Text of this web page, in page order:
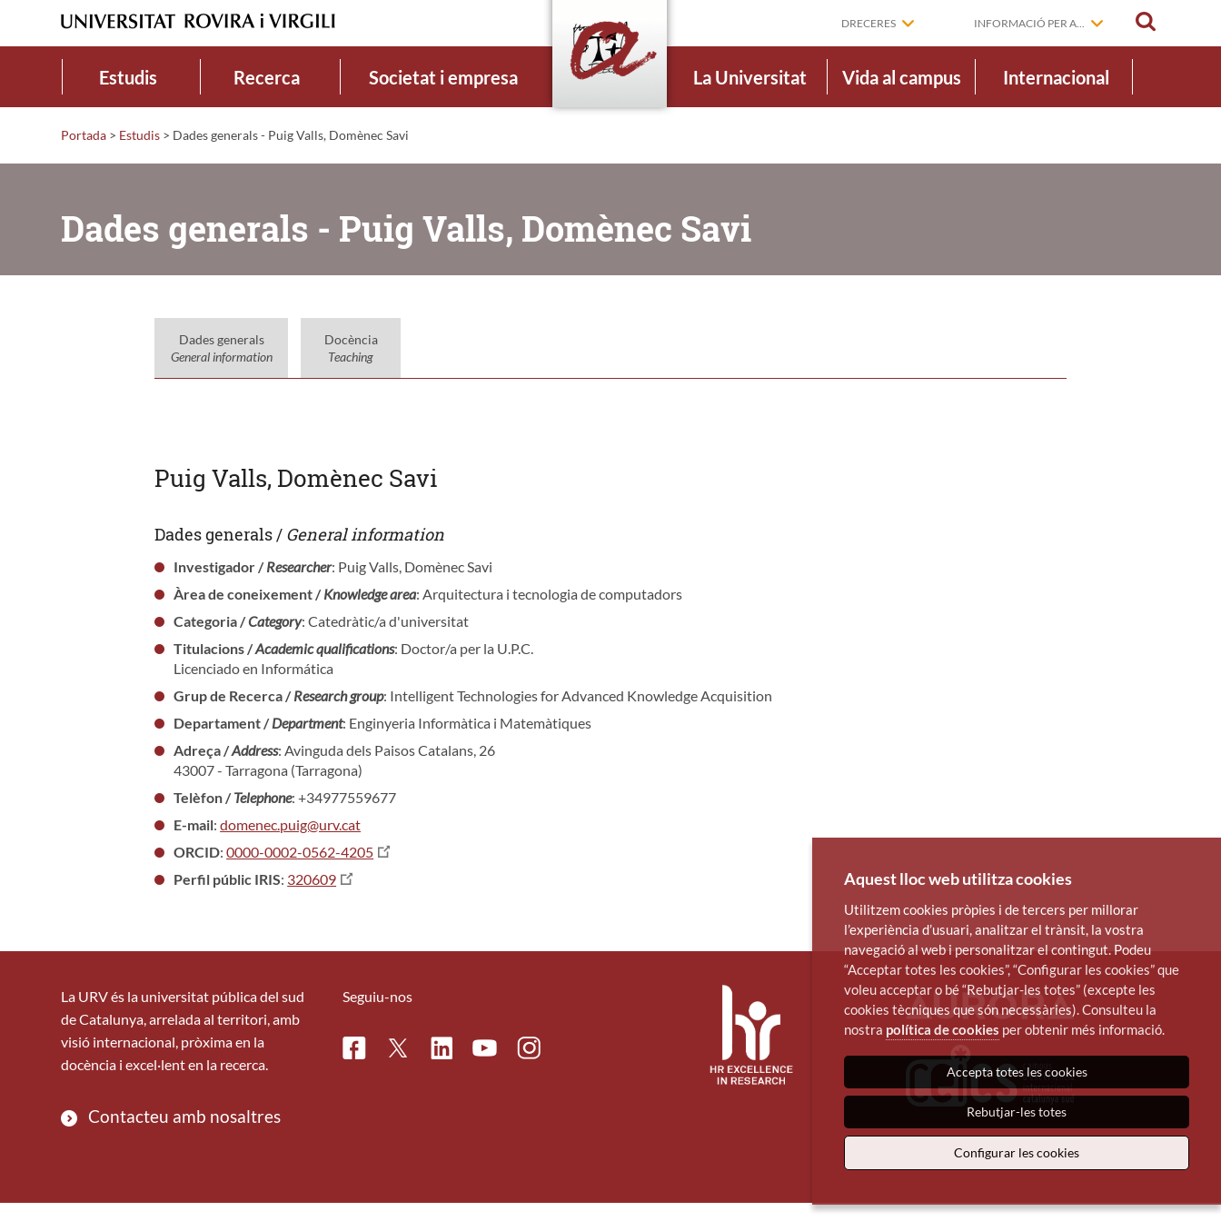
DRECERES INFORMACIÓ PER A...
Estudis Recerca Societat i empresa La Universitat Vida al campus Internacional
Portada > Estudis > Dades generals - Puig Valls, Domènec Savi
Dades generals - Puig Valls, Domènec Savi
Dades generals
General information
Docència
Teaching
Puig Valls, Domènec Savi
Dades generals / General information
Investigador /Researcher: Puig Valls, Domènec Savi
Àrea de coneixement /Knowledge area: Arquitectura i tecnologia de computadors
Categoria /Category: Catedràtic/a d'universitat
Titulacions /Academic qualifications: Doctor/a per la U.P.C.
Licenciado en Informática
Grup de Recerca /Research group: Intelligent Technologies for Advanced Knowledge Acquisition
Departament /Department: Enginyeria Informàtica i Matemàtiques
Adreça /Address: Avinguda dels Paisos Catalans, 26
43007 - Tarragona (Tarragona)
Telèfon /Telephone: +34977559677
E-mail:domenec.puig@urv.cat
ORCID:0000-0002-0562-4205
Perfil públic IRIS: 320609
La URV és la universitat pública del sud
de Catalunya, arrelada al territori, amb
visió internacional, pròxima en la
docència i excel·lent en la recerca.
Contacteu amb nosaltres
Seguiu-nos
FacebookTwitterLinkedinYoutubeInstagram
Aquest lloc web utilitza cookies
Utilitzem cookies pròpies i de tercers per millorar
l’experiència d’usuari, analitzar el trànsit, la vostra
navegació al web i personalitzar el contingut. Podeu
“Acceptar totes les cookies”, “Configurar les cookies” que
voleu acceptar o bé “Rebutjar-les totes” (excepte les
cookies tècniques que són necessàries). Consulteu la
nostra política de cookies per obtenir més informació.
Accepta totes les cookies
Rebutjar-les totes
Configurar les cookies